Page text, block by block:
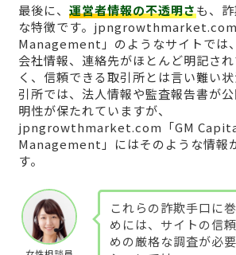
最後に、 運営者情報の不透明さも、
な特徴です。
Management」のようなサイトでは
会社情報、連絡先がほとんど明記さ
く、信頼できる取引所とは言い難い
引所では、法人情報や監査報告書が
明性が保たれていますが、
jpngrowthmarket.com「GM
Management」にはそのような情報
す。
これらの詐欺手口に
めには、サイトの信
めの厳格な調査が必